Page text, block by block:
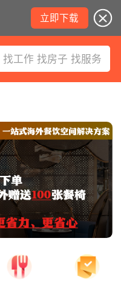
立即下载
找工作 找房子 找服务